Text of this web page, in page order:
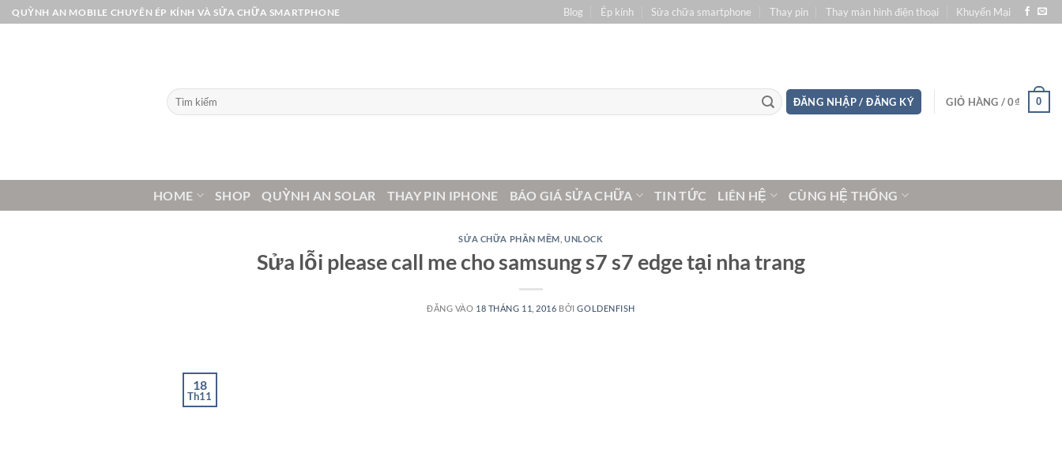
Bỏ
qua
QUỲNH AN MOBILE CHUYÊN ÉP KÍNH VÀ SỬA CHỮA SMARTPHONE Blog Ép kính Sửa chữa smartphone Thay pin Thay màn hình điện thoại Khuyến Mại
Tìm
kiếm:
ĐĂNG NHẬP / ĐĂNG KÝ GIỎ HÀNG /0₫ 0
HOME SHOP QUỲNH AN SOLAR THAY PIN IPHONE BÁO GIÁ SỬA CHỮA TIN TỨC LIÊN HỆ CÙNG HỆ THỐNG
SỬA CHỮA PHẦN MỀM ,UNLOCK
Sửa lỗi please call me cho samsung s7 s7 edge tại nha trang
ĐĂNG VÀO 18 THÁNG 11, 2016 BỞIGOLDENFISH
18
Th11